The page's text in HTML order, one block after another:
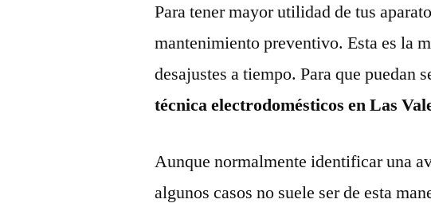
Para tener mayor utilidad de tus
mantenimiento preventivo. Esta es la
desajustes a tiempo. Para que puedan
técnica electrodomésticos en Las
Aunque normalmente identificar una
algunos casos no suele ser de esta